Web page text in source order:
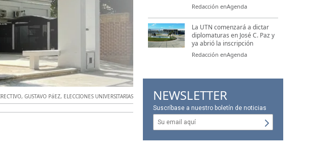
,GUSTAVO PáEZ, ELECCIONES UNIVERSITARIAS
Redacción enAgenda
La UTN comenzará a dictar
diplomaturas en José C. Paz y
ya abrió la inscripción
Redacción enAgenda
NEWSLETTER
Suscríbase a nuestro boletín de noticias